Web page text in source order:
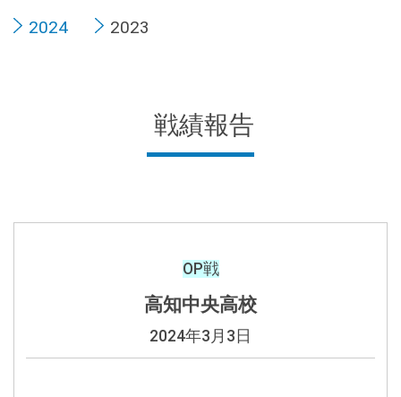
2024 2023
戦績報告
OP戦
高知中央高校
2024年3月3日